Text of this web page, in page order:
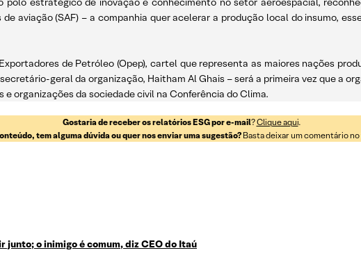
aviação (SAF) – a companhia quer acelerar a produção local do insumo,
de Petróleo (Opep), cartel que representa as maiores nações
geral da organização, Haitham Al Ghais – será a primeira vez que a
organizações da sociedade civil na Conferência do Clima.
Gostaria de receber os relatórios ESG por e-mail?Clique aqui.
tem alguma dúvida ou quer nos enviar uma sugestão? Basta deixar um comentário
o inimigo é comum, diz CEO do Itaú